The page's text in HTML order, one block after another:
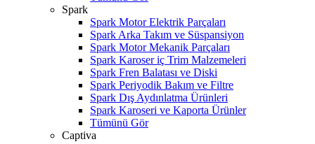
Spark
Spark Motor Elektrik Parçaları
Spark Arka Takım ve Süspansiyon
Spark Motor Mekanik Parçaları
Spark Karoser iç Trim Malzemeleri
Spark Fren Balatası ve Diski
Spark Periyodik Bakım ve Filtre
Spark Dış Aydınlatma Ürünleri
Spark Karoseri ve Kaporta Ürünler
Tümünü Gör
Captiva